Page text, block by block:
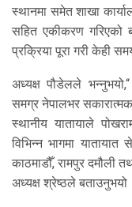
स्थानमा समेत शाखा
सहित एकीकरण
प्रक्रिया पूरा गरी केही
अध्यक्ष पौडेलले
समग्र नेपालभर
स्थानीय यातायाले
विभिन्न भागमा
काठमाडौँ, रामपुर दमौली
अध्यक्ष श्रेष्ठले बताउनुभयो